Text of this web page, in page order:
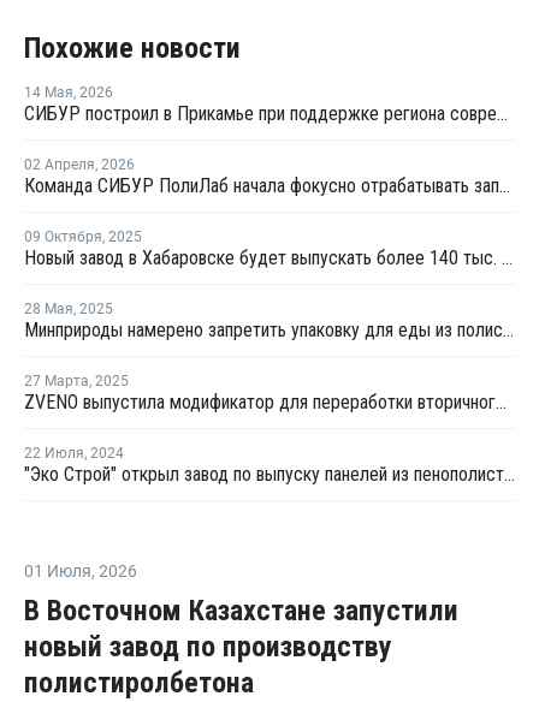
Похожие новости
14 Мая, 2026
СИБУР построил в Прикамье при поддержке региона современный складской комплекс
02 Апреля, 2026
Команда СИБУР ПолиЛаб начала фокусно отрабатывать запрос рынка и дивизиона "Потребительские товары"
09 Октября, 2025
Новый завод в Хабаровске будет выпускать более 140 тыс. кв. м сэндвич-панелей в год
28 Мая, 2025
Минприроды намерено запретить упаковку для еды из полистирола
27 Марта, 2025
ZVENO выпустила модификатор для переработки вторичного ПС
22 Июля, 2024
"Эко Строй" открыл завод по выпуску панелей из пенополистирола
01 Июля, 2026
В Восточном Казахстане запустили
новый завод по производству
полистиролбетона